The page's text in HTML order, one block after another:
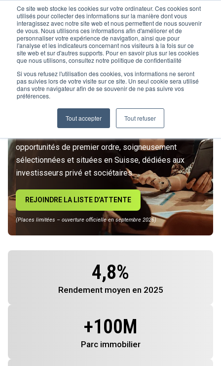
Ce site web stocke les cookies sur votre ordinateur. Ces cookies sont
utilisés pour collecter des informations sur la manière dont vous
interagissez avec notre site web et nous permettent de nous souvenir
de vous. Nous utilisons ces informations afin d'améliorer et de
personnaliser votre expérience de navigation, ainsi que pour
l'analyse et les indicateurs concernant nos visiteurs à la fois sur ce
site web et sur d'autres supports. Pour en savoir plus sur les cookies
que nous utilisons, consultez notre politique de confidentialité
Si vous refusez l'utilisation des cookies, vos informations ne seront
pas suivies lors de votre visite sur ce site. Un seul cookie sera utilisé
dans votre navigateur afin de se souvenir de ne pas suivre vos
préférences.
Tout accepter Tout refuser
L’IMMOBILIER
D’INVESTISSEMENT ENTRE
DANS UNE NOUVELLE ÈRE
Rejoignez le premier club privé d'investissement
opportunités de premier ordre, soigneusement
sélectionnées et situées en Suisse, dédiées aux
investisseurs privé et sociétaires.
REJOINDRE LA LISTE D’ATTENTE
(Places limitées – ouverture officielle en septembre 2026)
4,8%
Rendement moyen en 2025
+100M
Parc immobilier